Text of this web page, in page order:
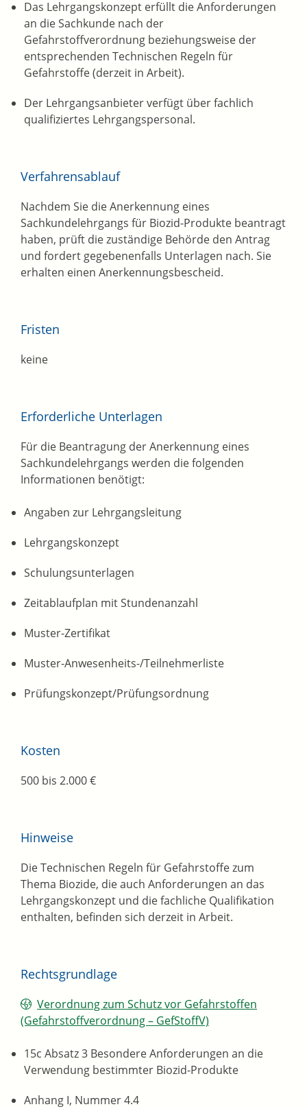
Das Lehrgangskonzept erfüllt die Anforderungen
an die Sachkunde nach der
Gefahrstoffverordnung beziehungsweise der
entsprechenden Technischen Regeln für
Gefahrstoffe (derzeit in Arbeit).
Der Lehrgangsanbieter verfügt über fachlich
qualifiziertes Lehrgangspersonal.
Verfahrensablauf
Nachdem Sie die Anerkennung eines
Sachkundelehrgangs für Biozid-Produkte beantragt
haben, prüft die zuständige Behörde den Antrag
und fordert gegebenenfalls Unterlagen nach. Sie
erhalten einen Anerkennungsbescheid.
Fristen
keine
Erforderliche Unterlagen
Für die Beantragung der Anerkennung eines
Sachkundelehrgangs werden die folgenden
Informationen benötigt:
Angaben zur Lehrgangsleitung
Lehrgangskonzept
Schulungsunterlagen
Zeitablaufplan mit Stundenanzahl
Muster-Zertifikat
Muster-Anwesenheits-/Teilnehmerliste
Prüfungskonzept/Prüfungsordnung
Kosten
500 bis 2.000 €
Hinweise
Die Technischen Regeln für Gefahrstoffe zum
Thema Biozide, die auch Anforderungen an das
Lehrgangskonzept und die fachliche Qualifikation
enthalten, befinden sich derzeit in Arbeit.
Rechtsgrundlage
Verordnung zum Schutz vor Gefahrstoffen
(Gefahrstoffverordnung – GefStoffV)
15c Absatz 3 Besondere Anforderungen an die
Verwendung bestimmter Biozid-Produkte
Anhang I, Nummer 4.4